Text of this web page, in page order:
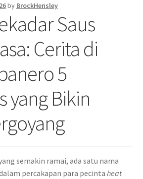
by BrockHensley
Saus
Cerita di
5
yang Bikin
semakin ramai, ada satu nama
percakapan para pecinta heat